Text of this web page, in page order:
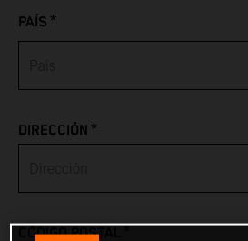
PAÍS *
DIRECCIÓN *
CÓDIGO POSTAL *